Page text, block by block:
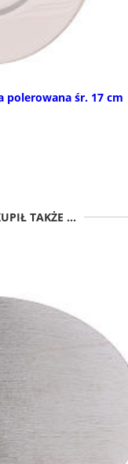
polerowana śr. 17 cm
TAKŻE ...